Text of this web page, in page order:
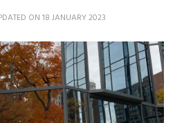
ON 18 JANUARY 2023